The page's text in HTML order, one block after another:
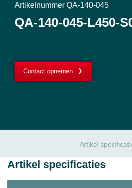
Artikelnummer QA-140-045
QA-140-045-L450-
Contact opnemen
Artikel
Artikel specificaties